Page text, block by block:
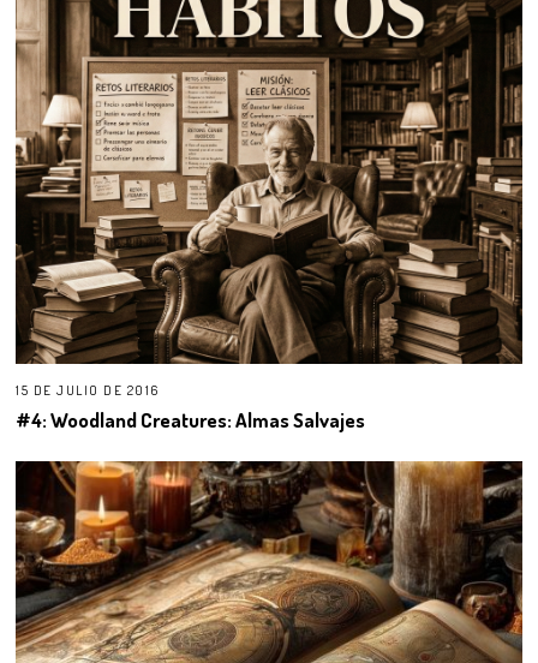
15 DE JULIO DE 2016
#4: Woodland Creatures: Almas Salvajes